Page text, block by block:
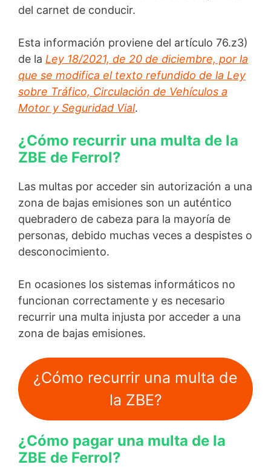
del carnet de conducir.
Esta información proviene del artículo 76.z3)
de la Ley 18/2021, de 20 de diciembre, por la
que se modifica el texto refundido de la Ley
sobre Tráfico, Circulación de Vehículos a
Motor y Seguridad Vial.
¿Cómo recurrir una multa de la
ZBE de Ferrol?
Las multas por acceder sin autorización a una
zona de bajas emisiones son un auténtico
quebradero de cabeza para la mayoría de
personas, debido muchas veces a despistes o
desconocimiento.
En ocasiones los sistemas informáticos no
funcionan correctamente y es necesario
recurrir una multa injusta por acceder a una
zona de bajas emisiones.
¿Cómo recurrir una multa de
la ZBE?
¿Cómo pagar una multa de la
ZBE de Ferrol?